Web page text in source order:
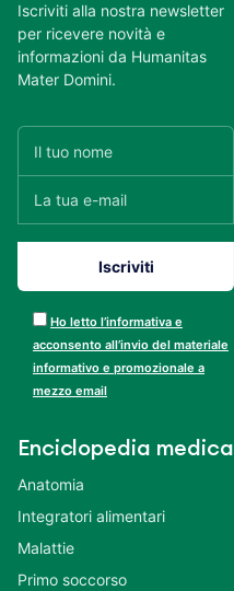
Iscriviti alla nostra newsletter
per ricevere novità e
informazioni da Humanitas
Mater Domini.
Ho letto l’informativa e
acconsento all’invio del materiale
informativo e promozionale a
mezzo email
Enciclopedia medica
Anatomia
Integratori alimentari
Malattie
Primo soccorso